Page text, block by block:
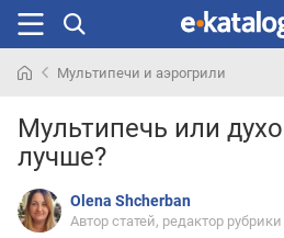
раньше
Мультипечи и аэрогрили
Мультипечь или
лучше?
Olena Shcherban
Автор статей, редактор рубрики